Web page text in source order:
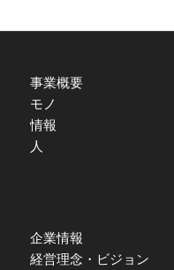
事業概要
モノ
情報
人
企業情報
経営理念・ビジョン